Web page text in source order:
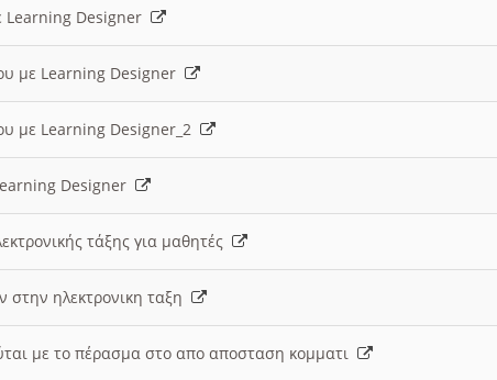
Learning Designer
με Learning Designer
με Learning Designer_2
Designer
τάξης για μαθητές
στην ηλεκτρονικη ταξη
με το πέρασμα στο απο αποσταση κομματι